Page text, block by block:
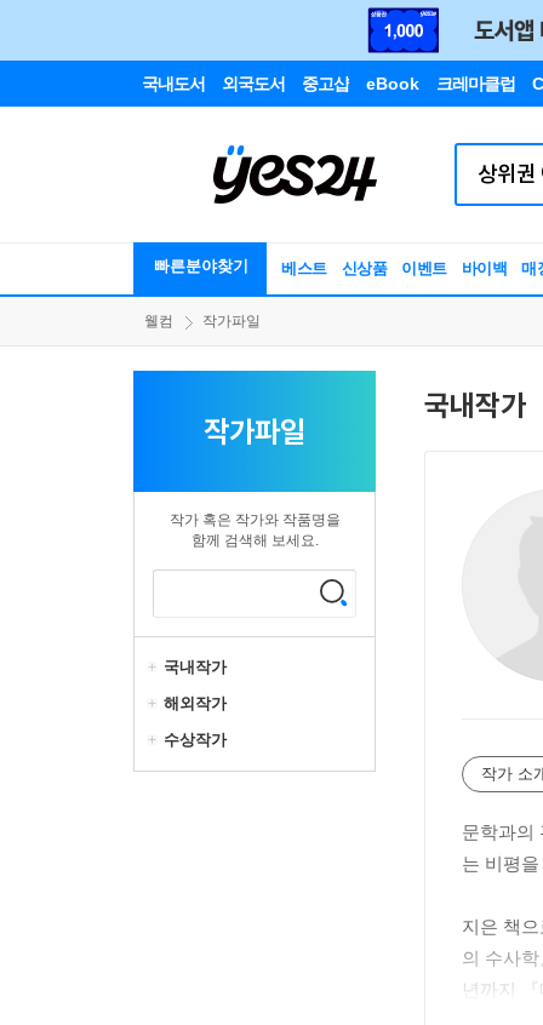
국내도서 외국도서 중고샵 eBook 크레마클럽
빠른분야찾기 베스트 신상품 이벤트 바이백 매
웰컴 작가파일
작가파일
작가 혹은 작가와 작품명을
함께 검색해 보세요.
국내작가
해외작가
수상작가
국내작가
작가 소
문학과의
는 비평
지은 책
의 수사
년까지